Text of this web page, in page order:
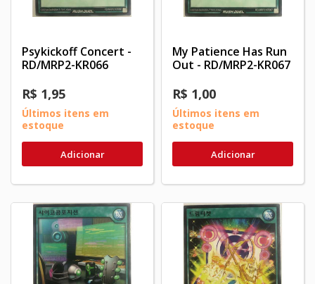
Psykickoff Concert -
RD/MRP2-KR066
R$ 1,95
Últimos itens em
estoque
Adicionar
My Patience Has Run
Out - RD/MRP2-KR067
R$ 1,00
Últimos itens em
estoque
Adicionar